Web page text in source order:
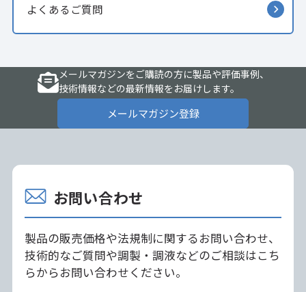
よくあるご質問
メールマガジンをご購読の方に製品や評価事例、
技術情報などの最新情報をお届けします。
メールマガジン登録
お問い合わせ
製品の販売価格や法規制に関するお問い合わせ、
技術的なご質問や調製・調液などのご相談はこち
らからお問い合わせください。